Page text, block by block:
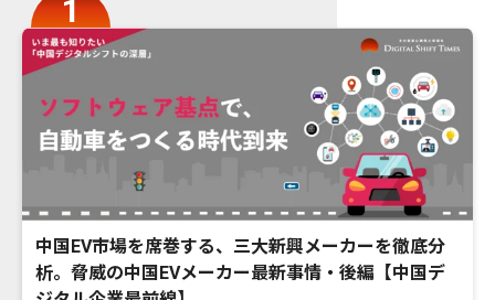
中国EV市場を席巻する、三大新興メーカーを徹底分
析。脅威の中国EVメーカー最新事情・後編【中国デ